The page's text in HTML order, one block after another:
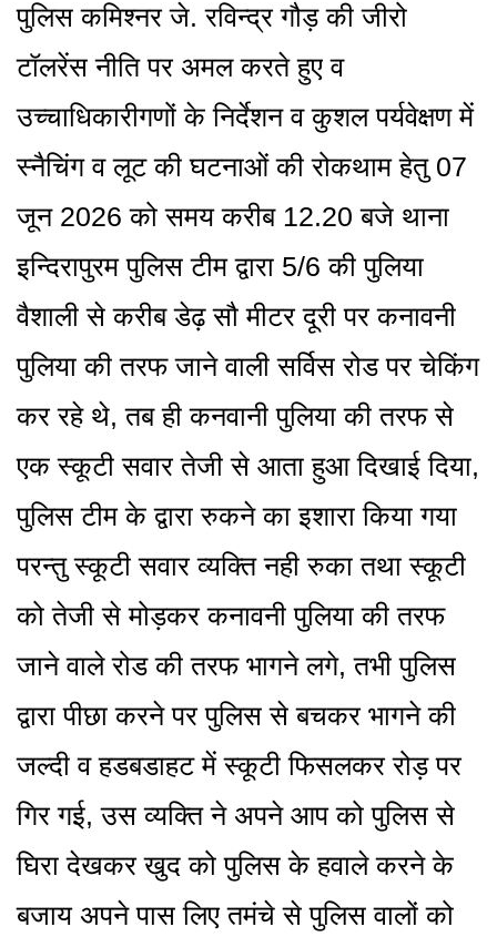
पुलिस कमिश्नर जे. रविन्द्र गौड़ की जीरो
टॉलरेंस नीति पर अमल करते हुए व
उच्चाधिकारीगणों के निर्देशन व कुशल पर्यवेक्षण में
स्नैचिंग व लूट की घटनाओं की रोकथाम हेतु 07
जून 2026 को समय करीब 12.20 बजे थाना
इन्दिरापुरम पुलिस टीम द्वारा 5/6 की पुलिया
वैशाली से करीब डेढ़ सौ मीटर दूरी पर कनावनी
पुलिया की तरफ जाने वाली सर्विस रोड पर चेकिंग
कर रहे थे, तब ही कनवानी पुलिया की तरफ से
एक स्कूटी सवार तेजी से आता हुआ दिखाई दिया,
पुलिस टीम के द्वारा रुकने का इशारा किया गया
परन्तु स्कूटी सवार व्यक्ति नही रुका तथा स्कूटी
को तेजी से मोड़कर कनावनी पुलिया की तरफ
जाने वाले रोड की तरफ भागने लगे, तभी पुलिस
द्वारा पीछा करने पर पुलिस से बचकर भागने की
जल्दी व हडबडाहट में स्कूटी फिसलकर रोड़ पर
गिर गई, उस व्यक्ति ने अपने आप को पुलिस से
घिरा देखकर खुद को पुलिस के हवाले करने के
बजाय अपने पास लिए तमंचे से पुलिस वालों को